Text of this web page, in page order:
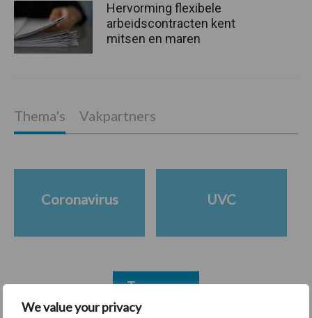
We value your privacy
Hervorming flexibele
arbeidscontracten kent
mitsen en maren
Thema's Vakpartners
Coronavirus UVC
Toon meer